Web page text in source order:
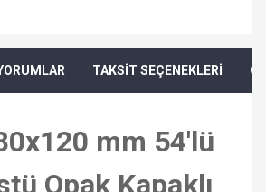
TAKSİT SEÇENEKLERİ
mm 54'lü
Opak Kapaklı